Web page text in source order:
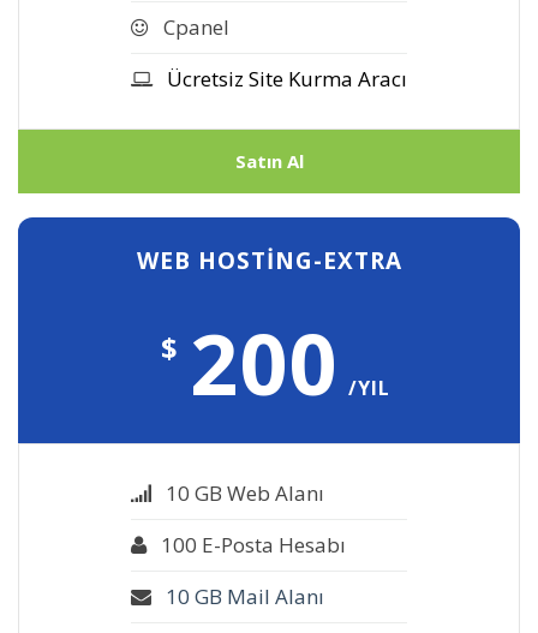
Cpanel
Ücretsiz Site Kurma Aracı
Satın Al
WEB HOSTING-EXTRA
$
200/YIL
10 GB Web Alanı
100 E-Posta Hesabı
10 GB Mail Alanı